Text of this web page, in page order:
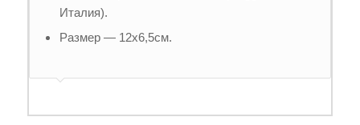
Италия).
Размер — 12х6,5см.